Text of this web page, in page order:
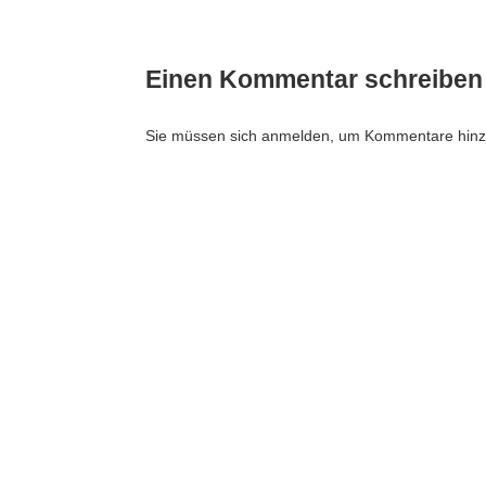
Einen Kommentar schreiben
Sie müssen sich anmelden, um Kommentare